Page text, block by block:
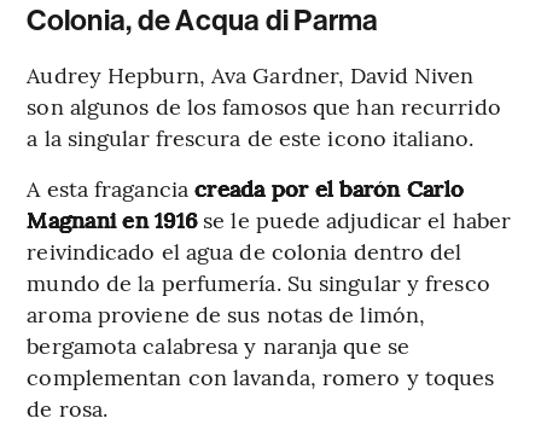
Colonia, de Acqua di Parma
Audrey Hepburn, Ava Gardner, David Niven
son algunos de los famosos que han recurrido
a la singular frescura de este icono italiano.
A esta fraganciacreada por el barón Carlo
Magnani en 1916se le puede adjudicar el haber
reivindicado el agua de colonia dentro del
mundo de la perfumería. Su singular y fresco
aroma proviene de sus notas de limón,
bergamota calabresa y naranja que se
complementan con lavanda, romero y toques
de rosa.